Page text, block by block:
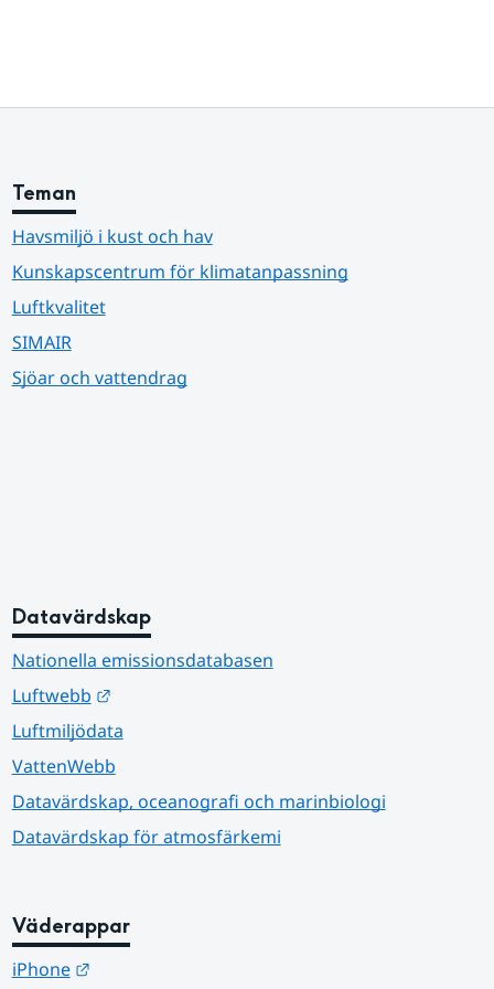
Teman
Havsmiljö i kust och hav
Kunskapscentrum för klimatanpassning
Luftkvalitet
SIMAIR
Sjöar och vattendrag
Datavärdskap
Nationella emissionsdatabasen
Luftwebb
Länk till annan webbplats.
Luftmiljödata
VattenWebb
Datavärdskap, oceanografi och marinbiologi
Datavärdskap för atmosfärkemi
Väderappar
iPhone Länk till annan webbplats.